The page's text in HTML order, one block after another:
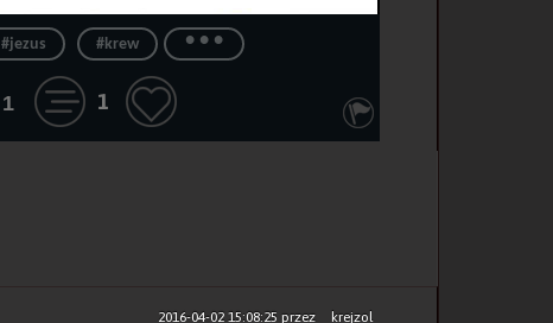
#jezus #krew ...
1 1
2016-04-02 15:08:25 przez krejzol